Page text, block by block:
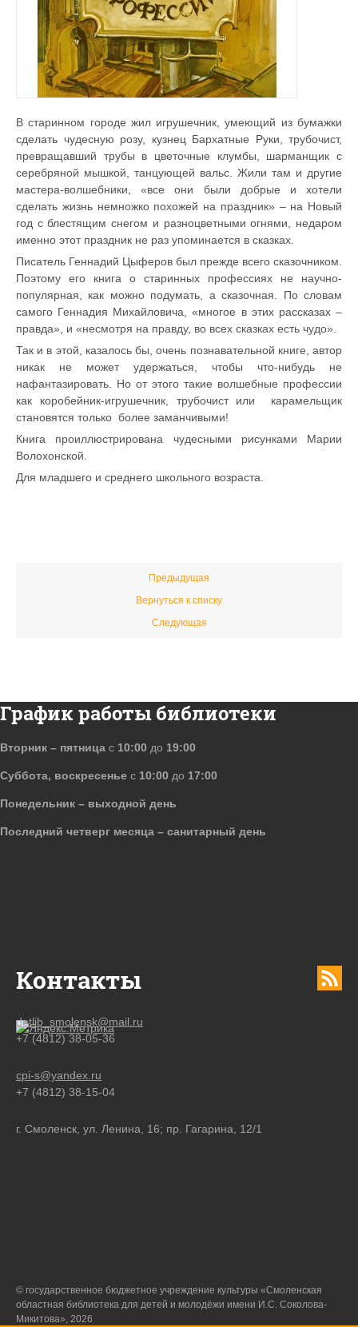
В старинном городе жил игрушечник, умеющий из бумажки
сделать чудесную розу, кузнец Бархатные Руки, трубочист,
превращавший трубы в цветочные клумбы, шарманщик с
серебряной мышкой, танцующей вальс. Жили там и другие
мастера-волшебники, «все они были добрые и хотели
сделать жизнь немножко похожей на праздник» – на Новый
год с блестящим снегом и разноцветными огнями, недаром
именно этот праздник не раз упоминается в сказках.
Писатель Геннадий Цыферов был прежде всего сказочником.
Поэтому его книга о старинных профессиях не научно-
популярная, как можно подумать, а сказочная. По словам
самого Геннадия Михайловича, «многое в этих рассказах –
правда», и «несмотря на правду, во всех сказках есть чудо».
Так и в этой, казалось бы, очень познавательной книге, автор
никак не может удержаться, чтобы что-нибудь не
нафантазировать. Но от этого такие волшебные профессии
как коробейник-игрушечник, трубочист или карамельщик
становятся только более заманчивыми!
Книга проиллюстрирована чудесными рисунками Марии
Волохонской.
Для младшего и среднего школьного возраста.
Предыдущая
Вернуться к списку
Следующая
Контакты
detlib_smolensk@mail.ru
+7 (4812) 38-05-36
cpi-s@yandex.ru
+7 (4812) 38-15-04
г. Смоленск, ул. Ленина, 16; пр. Гагарина, 12/1
График работы библиотеки
Вторник – пятница с 10:00 до 19:00
Суббота, воскресенье с 10:00 до 17:00
Понедельник – выходной день
Последний четверг месяца – санитарный день
© государственное бюджетное учреждение культуры «Смоленская
областная библиотека для детей и молодёжи имени И.С. Соколова-
Микитова», 2026